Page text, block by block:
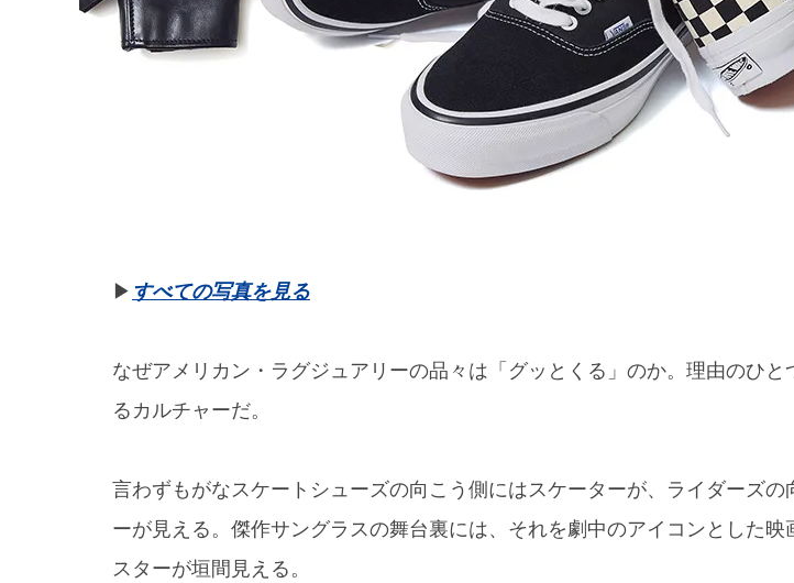
▶︎ すべての写真を見る
なぜアメリカン・ラグジュアリーの品々は「グッとくる」のか。理由のひと
るカルチャーだ。
言わずもがなスケートシューズの向こう側にはスケーターが、ライダーズの
ーが見える。傑作サングラスの舞台裏には、それを劇中のアイコンとした映
スターが垣間見える。